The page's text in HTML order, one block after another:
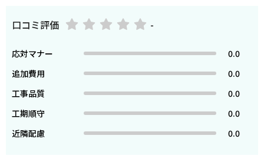
口コミ評価 -
応対マナー
0.0
追加費用
0.0
工事品質
0.0
工期順守
0.0
近隣配慮
0.0